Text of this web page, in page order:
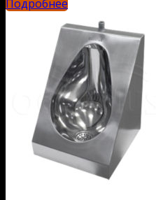
Подробнее